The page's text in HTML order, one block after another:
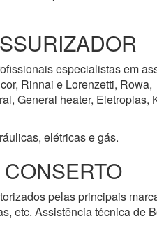
especialistas em
Rinnai e Lorenzetti, Rowa,
General heater, Eletroplas,
elétricas e gás.
pelas principais
etc. Assistência técnica de